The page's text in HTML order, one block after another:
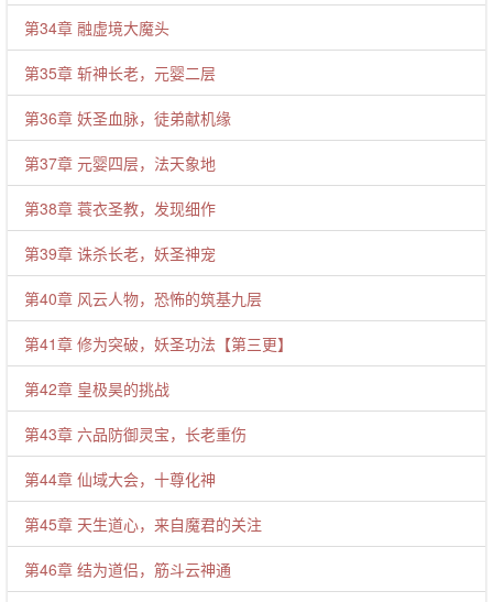
第34章 融虚境大魔头
第35章 斩神长老，元婴二层
第36章 妖圣血脉，徒弟献机缘
第37章 元婴四层，法天象地
第38章 蓑衣圣教，发现细作
第39章 诛杀长老，妖圣神宠
第40章 风云人物，恐怖的筑基九层
第41章 修为突破，妖圣功法【第三更】
第42章 皇极昊的挑战
第43章 六品防御灵宝，长老重伤
第44章 仙域大会，十尊化神
第45章 天生道心，来自魔君的关注
第46章 结为道侣，筋斗云神通